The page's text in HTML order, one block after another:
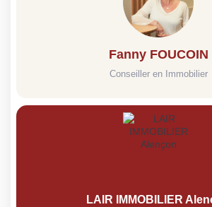
Fanny FOUCOIN
Conseiller en Immobilier
LAIR IMMOBILIER